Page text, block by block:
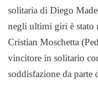
solitaria di Diego
negli ultimi giri è stato
Cristian Moschetta
vincitore in solitario
soddisfazione da parte